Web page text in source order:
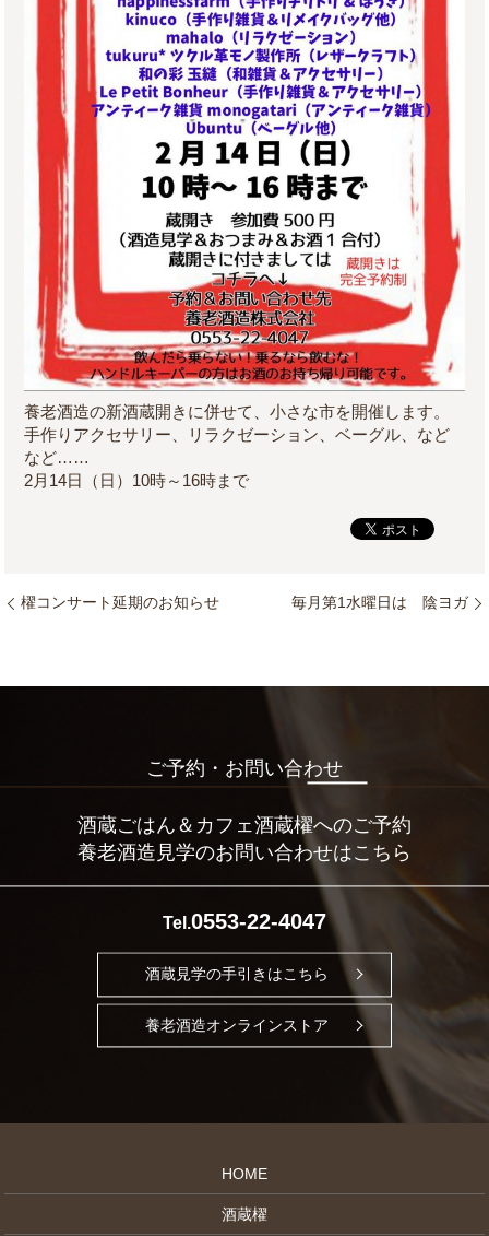
養老酒造の新酒蔵開きに併せて、小さな市を開催します。
手作りアクセサリー、リラクゼーション、ベーグル、など
など……
2月14日（日）10時～16時まで
櫂コンサート延期のお知らせ 毎月第1水曜日は 陰ヨガ
ご予約・お問い合わせ
酒蔵ごはん＆カフェ酒蔵櫂へのご予約
養老酒造見学のお問い合わせはこちら
Tel.0553-22-4047
酒蔵見学の手引きはこちら
養老酒造オンラインストア
HOME
酒蔵櫂